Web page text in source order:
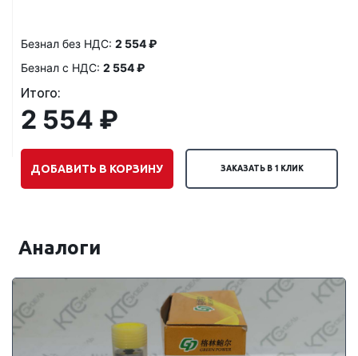
Безнал без НДС: 2 554 ₽
Безнал с НДС: 2 554 ₽
Итого:
2 554 ₽
ДОБАВИТЬ В КОРЗИНУ ЗАКАЗАТЬ В 1 КЛИК
Аналоги